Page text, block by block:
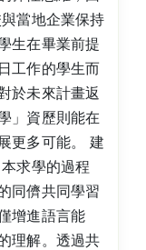
當地企業保持
生在畢業前提
工作的學生而
於未來計畫返
」資歷則能在
更多可能。 建
求學的過程
同儕共同學習
增進語言能
理解。透過共